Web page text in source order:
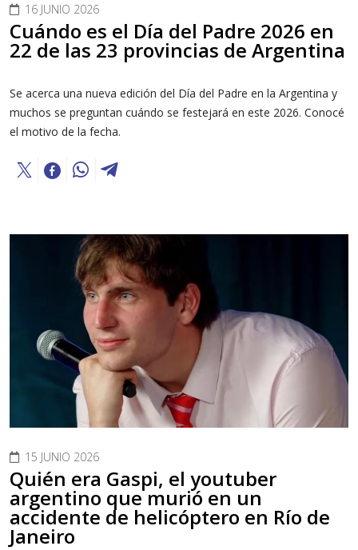
16 JUNIO 2026
Cuándo es el Día del Padre 2026 en
22 de las 23 provincias de Argentina
Se acerca una nueva edición del Día del Padre en la Argentina y
muchos se preguntan cuándo se festejará en este 2026. Conocé
el motivo de la fecha.
15 JUNIO 2026
Quién era Gaspi, el youtuber
argentino que murió en un
accidente de helicóptero en Río de
Janeiro